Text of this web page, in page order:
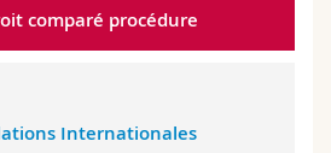
comparé procédure
Internationales